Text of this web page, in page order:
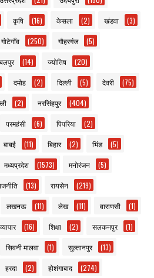
कृषि (16) केसला (2) खंडवा (3)
गोटेगाँव (250) गौहरगंज (5)
(14) ज्योतिष (20)
दमोह (2) दिल्ली (5) देवरी (75)
(2) नरसिंहपुर (404)
परमहंसी (6) पिपरिया (2)
बाबई (11) बिहार (2) भिंड (5)
मध्यप्रदेश (1573) मनोरंजन (5)
(13) रायसेन (219)
लखनऊ (11) लेख (11) वाराणसी (1)
व्यापार (16) शिक्षा (2) सलकनपुर (1)
सिवनी मालवा (1) सुल्तानपुर (13)
हरदा (2) होशंगाबाद (274)